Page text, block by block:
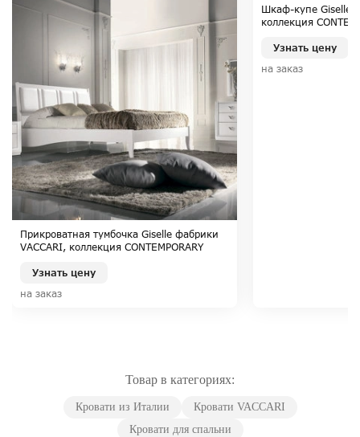
Прикроватная тумбочка Giselle фабрики
VACCARI, коллекция CONTEMPORARY
Узнать цену
на заказ
Шкаф-купе Giselle
коллекция
Узнать цену
на заказ
Товар в категориях:
Кровати из Италии
Кровати VACCARI
Кровати для спальни